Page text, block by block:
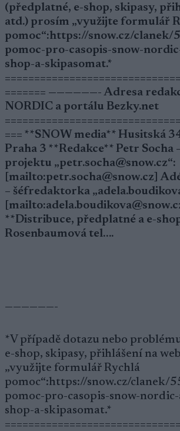
(předplatné, e-shop, skipasy,
atd.) prosím „využijte formulář
pomoc“:https://snow.cz/clanek/
pomoc-pro-casopis-snow-
shop-a-skipasomat.*
======= ——————- Adresa
NORDIC a portálu Bezky.net
=== **SNOW media** Husitská
Praha 3 **Redakce** Petr Socha
projektu „petr.socha@snow.cz“:
[mailto:petr.socha@snow.cz]
– šéfredaktorka
**Distribuce, předplatné a e-
Rosenbaumová tel….
——————-
*V případě dotazu nebo
e-shop, skipasy, přihlášení na
„využijte formulář Rychlá
pomoc“:https://snow.cz/clanek/
pomoc-pro-casopis-snow-nordic-
shop-a-skipasomat.*